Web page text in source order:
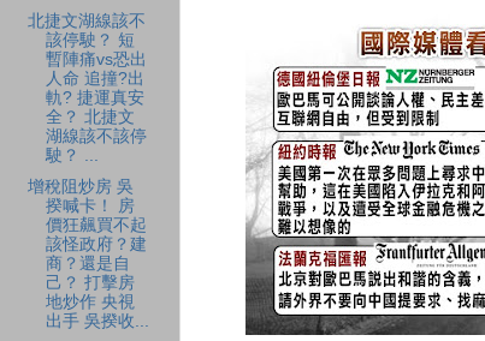
北捷文湖線該不
該停駛？ 短
暫陣痛vs恐出
人命 追撞?出
軌? 捷運真安
全？ 北捷文
湖線該不該停
駛？ ...
增稅阻炒房 吳
揆喊卡！ 房
價狂飆買不起
該怪政府？建
商？還是自
己？ 打擊房
地炒作 央視
出手 吳揆收...